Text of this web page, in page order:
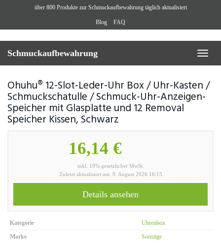
über 800 Produkte zur Schmuckaufbewahrung täglich aktualisiert
Blog FAQ
Toggle
Schmuckaufbewahrung
Ohuhu® 12-Slot-Leder-Uhr Box / Uhr-Kasten /
Schmuckschatulle / Schmuck-Uhr-Anzeigen-
Speicher mit Glasplatte und 12 Removal
Speicher Kissen, Schwarz
16,14 €
inkl. 19% gesetzlicher MwSt.
Zuletzt aktualisiert am: 9. August 2026 16:15
Details ansehen
Kategorie
Uhrenbox
Marke
Sonstige